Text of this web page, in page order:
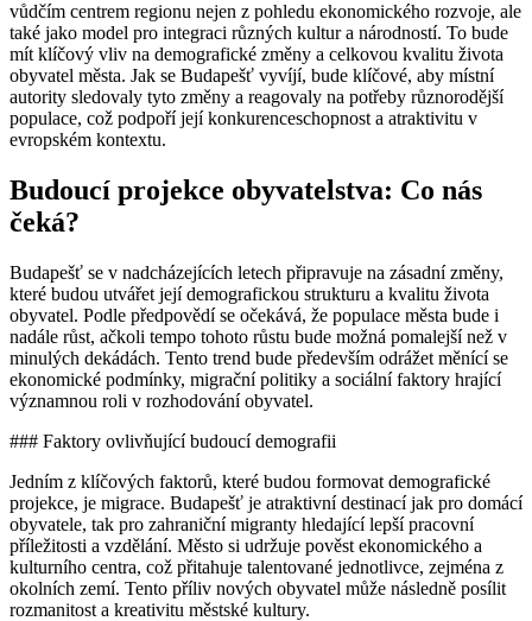
vůdčím centrem regionu nejen z pohledu ekonomického rozvoje, ale
také jako model pro integraci různých kultur a národností. To bude
mít klíčový vliv na demografické změny a celkovou kvalitu života
obyvatel města. Jak se Budapešť vyvíjí, bude klíčové, aby místní
autority sledovaly tyto změny a reagovaly na potřeby různorodější
populace, což podpoří její konkurenceschopnost a atraktivitu v
evropském kontextu.
Budoucí projekce obyvatelstva: Co nás
čeká?
Budapešť se v nadcházejících letech připravuje na zásadní změny,
které budou utvářet její demografickou strukturu a kvalitu života
obyvatel. Podle předpovědí se očekává, že populace města bude i
nadále růst, ačkoli tempo tohoto růstu bude možná pomalejší než v
minulých dekádách. Tento trend bude především odrážet měnící se
ekonomické podmínky, migrační politiky a sociální faktory hrající
významnou roli v rozhodování obyvatel.
### Faktory ovlivňující budoucí demografii
Jedním z klíčových faktorů, které budou formovat demografické
projekce, je migrace. Budapešť je atraktivní destinací jak pro domácí
obyvatele, tak pro zahraniční migranty hledající lepší pracovní
příležitosti a vzdělání. Město si udržuje pověst ekonomického a
kulturního centra, což přitahuje talentované jednotlivce, zejména z
okolních zemí. Tento příliv nových obyvatel může následně posílit
rozmanitost a kreativitu městské kultury.